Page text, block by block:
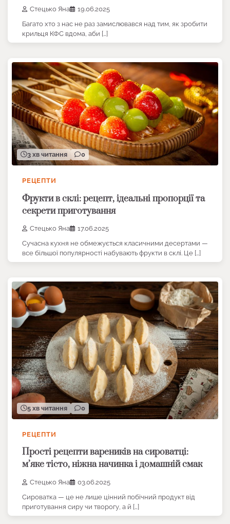
Стецько Яна
19.06.2025
Багато хто з нас не раз замислювався над тим, як зробити
крильця КФС вдома, аби […]
3 хв читання 0
РЕЦЕПТИ
Фрукти в склі: рецепт, ідеальні пропорції та
секрети приготування
Стецько Яна
17.06.2025
Сучасна кухня не обмежується класичними десертами —
все більшої популярності набувають фрукти в склі. Це […]
5 хв читання 0
РЕЦЕПТИ
Прості рецепти вареників на сироватці:
м’яке тісто, ніжна начинка і домашній смак
Стецько Яна
03.06.2025
Сироватка — це не лише цінний побічний продукт від
приготування сиру чи творогу, а й […]